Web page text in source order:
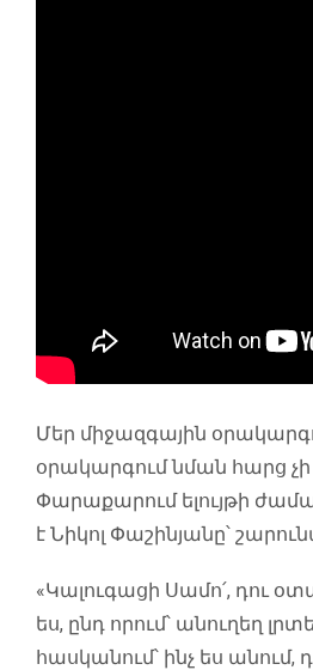
Մեր միջազգային
օրակարգում նման հարց չի
Փարաքարում ելույթի
է Նիկոլ Փաշինյանը՝
«Կալուգացի Սամո՛, դու
ես, ընդ որում՝ անուղեղ
հասկանում՝ ինչ ես անում,